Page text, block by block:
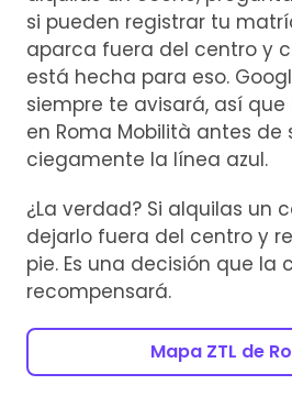
si pueden registrar tu
aparca fuera del centro y
está hecha para eso.
siempre te avisará, así que
en Roma Mobilità antes de
ciegamente la línea azul.
¿La verdad? Si alquilas un
dejarlo fuera del centro y
pie. Es una decisión que la
recompensará.
Mapa ZTL de